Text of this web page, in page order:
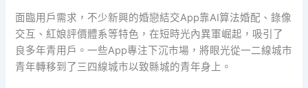
面臨用戶需求，不少新興的婚戀結交App靠AI算法婚配、錄像
交互、紅娘評價體系等特色，在短時光內異軍崛起，吸引了
良多年青用戶。一些App專注下沉市場，將眼光從一二線城市
青年轉移到了三四線城市以致縣城的青年身上。